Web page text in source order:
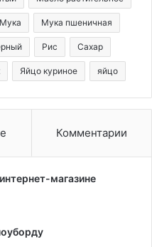
Мука Мука пшеничная
Рис Сахар
Яйцо куриное яйцо
Комментарии
магазине